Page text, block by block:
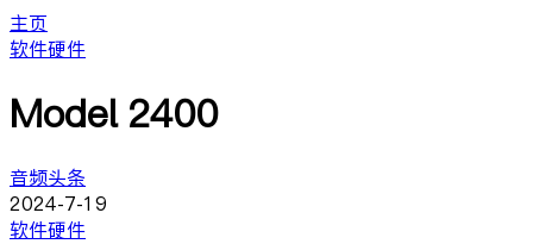
主页
软件硬件
Model 2400
音频头条
2024-7-19
软件硬件